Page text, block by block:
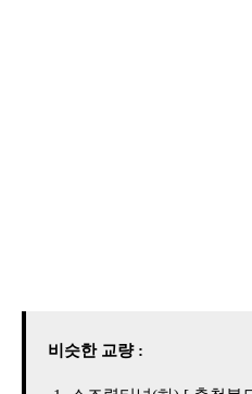
비슷한 교량 :